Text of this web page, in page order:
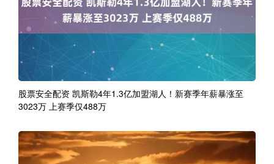
股票安全配资 凯斯勒4年1.3亿加盟湖人！新赛季年薪暴涨至
3023万 上赛季仅488万